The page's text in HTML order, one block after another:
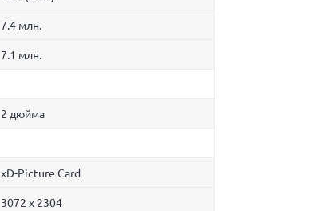
7.4 млн.
7.1 млн.
2 дюйма
xD-Picture Card
3072 x 2304